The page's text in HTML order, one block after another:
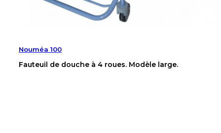
Nouméa 100
Fauteuil de douche à 4 roues. Modèle large.